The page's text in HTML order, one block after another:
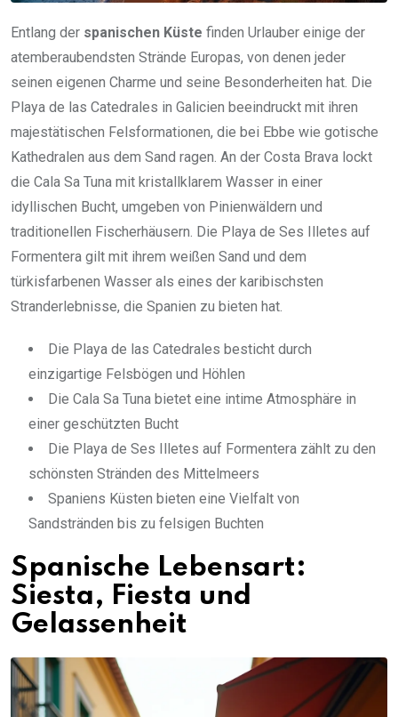
Entlang der spanischen Küste finden Urlauber einige der
atemberaubendsten Strände Europas, von denen jeder
seinen eigenen Charme und seine Besonderheiten hat. Die
Playa de las Catedrales in Galicien beeindruckt mit ihren
majestätischen Felsformationen, die bei Ebbe wie gotische
Kathedralen aus dem Sand ragen. An der Costa Brava lockt
die Cala Sa Tuna mit kristallklarem Wasser in einer
idyllischen Bucht, umgeben von Pinienwäldern und
traditionellen Fischerhäusern. Die Playa de Ses Illetes auf
Formentera gilt mit ihrem weißen Sand und dem
türkisfarbenen Wasser als eines der karibischsten
Stranderlebnisse, die Spanien zu bieten hat.
Die Playa de las Catedrales besticht durch
einzigartige Felsbögen und Höhlen
Die Cala Sa Tuna bietet eine intime Atmosphäre in
einer geschützten Bucht
Die Playa de Ses Illetes auf Formentera zählt zu den
schönsten Stränden des Mittelmeers
Spaniens Küsten bieten eine Vielfalt von
Sandstränden bis zu felsigen Buchten
Spanische Lebensart:
Siesta, Fiesta und
Gelassenheit